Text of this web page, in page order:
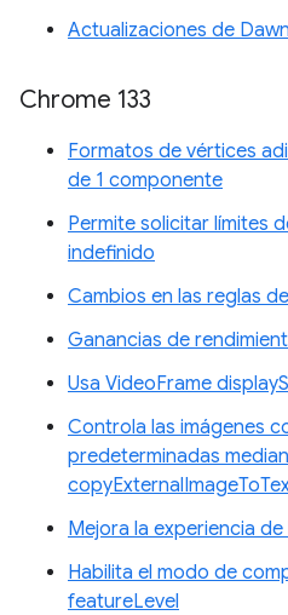
Actualizaciones de Dawn
Chrome 133
Formatos de vértices
de 1 componente
Permite solicitar límites
indefinido
Cambios en las reglas
Ganancias de
Usa VideoFrame
Controla las imágenes
predeterminadas
Mejora la experiencia
Habilita el modo de
featureLevel